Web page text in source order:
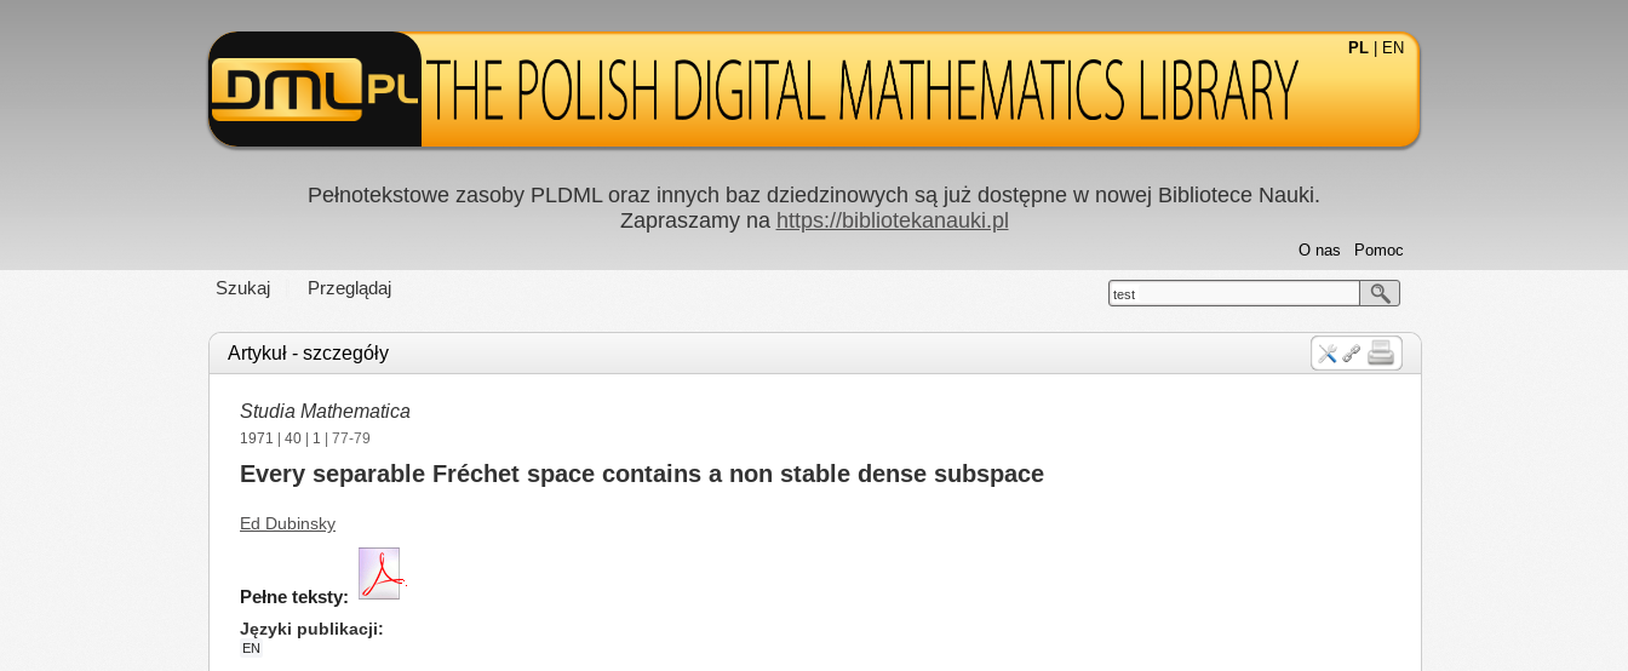
PL EN
Pełnotekstowe zasoby PLDML oraz innych baz dziedzinowych są już dostępne w nowej Bibliotece Nauki.
Zapraszamy na https://bibliotekanauki.pl
Szukaj Przeglądaj
Pomoc
O nas
test
Artykuł - szczegóły
Studia Mathematica
1971 40 1 | 77-79
Every separable Fréchet space contains a non stable dense subspace
Ed Dubinsky
Pełne teksty:
Języki publikacji
EN